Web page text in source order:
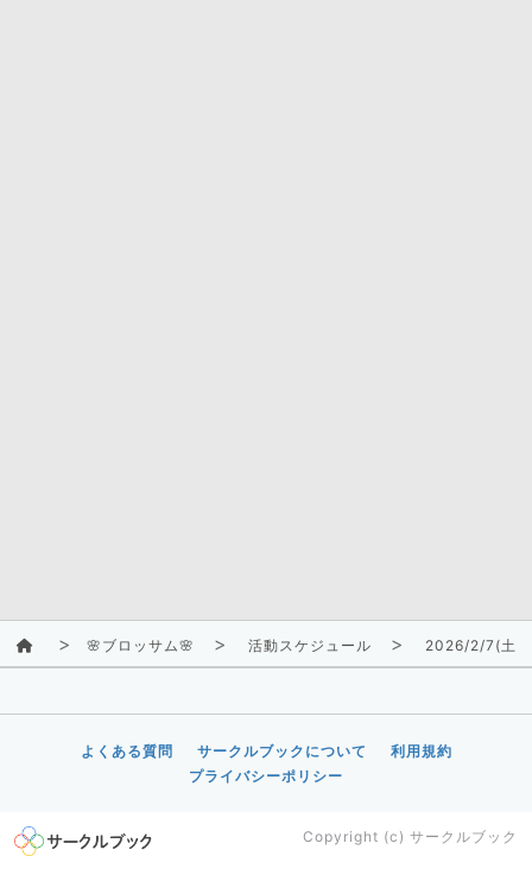
🌸ブロッサム🌸 活動スケジュール 2026/2/7(土)
よくある質問 サークルブックについて
利用規約
プライバシーポリシー
Copyright (c) サークルブック